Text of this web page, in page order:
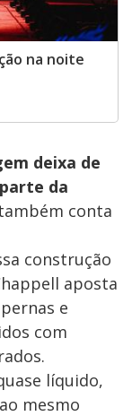
na noite
deixa de
da
conta
construção
aposta
e
com
líquido,
mesmo